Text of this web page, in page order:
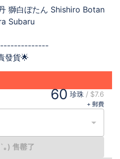
獅白ぼたん Shishiro Botan
Subaru
發貨🌟
60 珍珠 / $7.6
+ 郵費
) 售罄了